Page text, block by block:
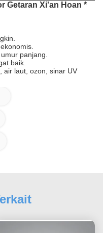
Getaran Xi'an Hoan *
panjang.
baik.
air laut, ozon, sinar UV